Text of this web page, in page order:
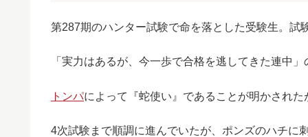
第287期のハンター試験で命を落とした受験生。試
「実力はあるが、今一歩で合格を逃してきた連中」
トンパによって『蛇使い』であることが明かされ
4次試験まで順調に進んでいたが、ポンズのハチに